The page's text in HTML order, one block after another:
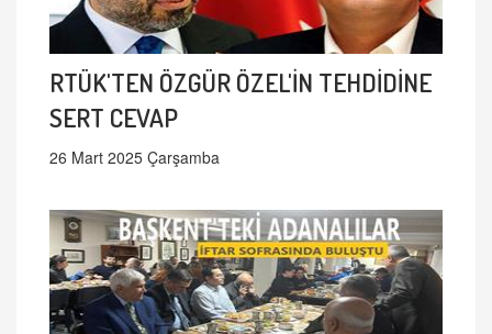
RTÜK'TEN ÖZGÜR ÖZEL'İN TEHDİDİNE
SERT CEVAP
26 Mart 2025 Çarşamba